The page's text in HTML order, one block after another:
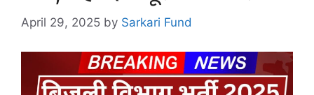
April 29, 2025 by Sarkari Fund